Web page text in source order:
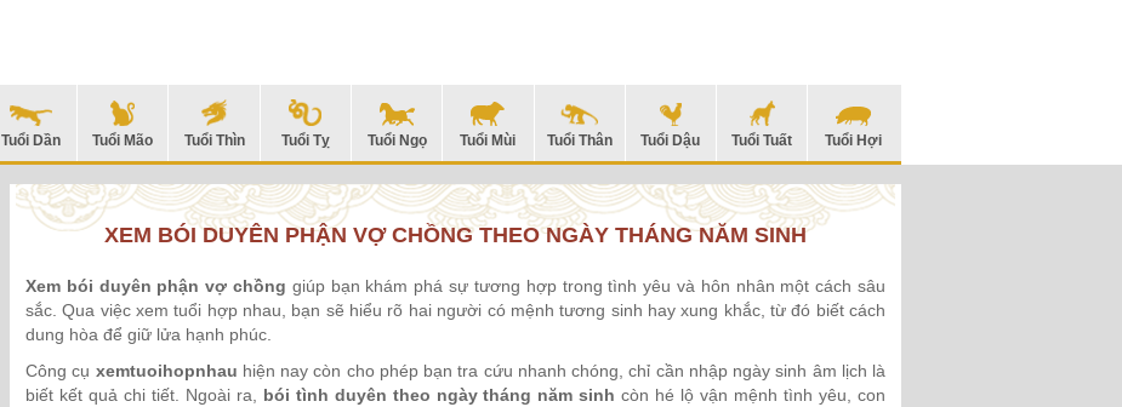
Tuổi Dần Tuổi Mão Tuổi Thìn Tuổi Tỵ Tuổi Ngọ Tuổi Mùi Tuổi Thân Tuổi Dậu Tuổi Tuất Tuổi Hợi
XEM BÓI DUYÊN PHẬN VỢ CHỒNG THEO NGÀY THÁNG NĂM SINH
Xem bói duyên phận vợ chồng giúp bạn khám phá sự tương hợp trong tình yêu và hôn nhân một cách sâu
sắc. Qua việc xem tuổi hợp nhau, bạn sẽ hiểu rõ hai người có mệnh tương sinh hay xung khắc, từ đó biết cách
dung hòa để giữ lửa hạnh phúc.
Công cụ xemtuoihopnhau hiện nay còn cho phép bạn tra cứu nhanh chóng, chỉ cần nhập ngày sinh âm lịch là
biết kết quả chi tiết. Ngoài ra, bói tình duyên theo ngày tháng năm sinh còn hé lộ vận mệnh tình yêu, con